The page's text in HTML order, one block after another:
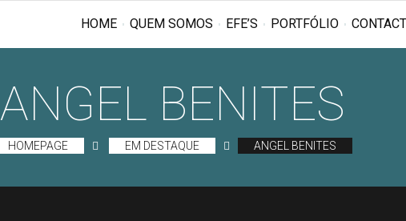
HOME QUEM SOMOS EFE’S PORTFÓLIO
ANGEL BENITES
HOMEPAGE EM DESTAQUE ANGEL BENITES